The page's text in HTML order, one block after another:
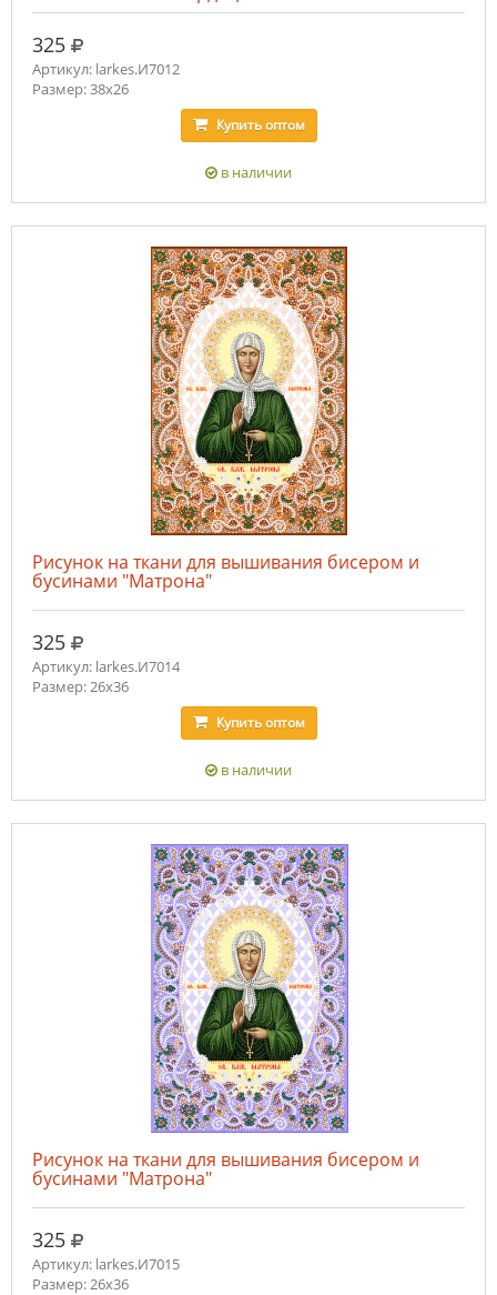
325 руб.
Артикул: larkes.И7012
Размер: 38х26
Купитьоптом
в наличии
Рисунок на ткани для вышивания бисером и
бусинами "Матрона"
325 руб.
Артикул: larkes.И7014
Размер: 26х36
Купитьоптом
в наличии
Рисунок на ткани для вышивания бисером и
бусинами "Матрона"
325 руб.
Артикул: larkes.И7015
Размер: 26х36